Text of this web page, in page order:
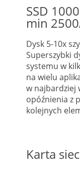
SSD
min
Dysk 5-10x
Superszybki
systemu w
na wielu
w najbardziej
opóźnienia z
kolejnych
Karta